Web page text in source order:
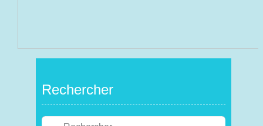
Rechercher